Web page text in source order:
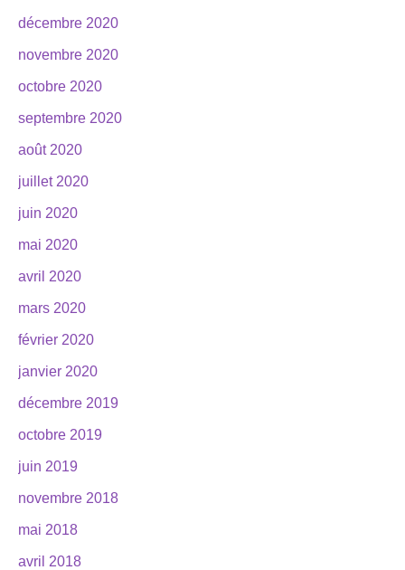
décembre 2020
novembre 2020
octobre 2020
septembre 2020
août 2020
juillet 2020
juin 2020
mai 2020
avril 2020
mars 2020
février 2020
janvier 2020
décembre 2019
octobre 2019
juin 2019
novembre 2018
mai 2018
avril 2018